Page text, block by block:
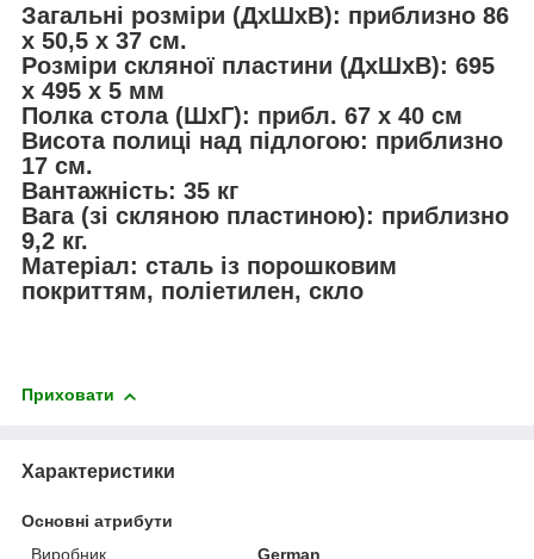
Загальні розміри (ДхШхВ): приблизно 86
x 50,5 x 37 см.
Розміри скляної пластини (ДхШхВ): 695
x 495 x 5 мм
Полка стола (ШxГ): прибл. 67 x 40 см
Висота полиці над підлогою: приблизно
17 см.
Вантажність: 35 кг
Вага (зі скляною пластиною): приблизно
9,2 кг.
Матеріал: сталь із порошковим
покриттям, поліетилен, скло
Приховати
Характеристики
Основні атрибути
Виробник
German